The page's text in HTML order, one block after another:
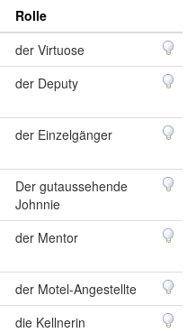
Rolle
der Virtuose
der Deputy
der Einzelgänger
Der gutaussehende
Johnnie
der Mentor
der Motel-Angestellte
die Kellnerin